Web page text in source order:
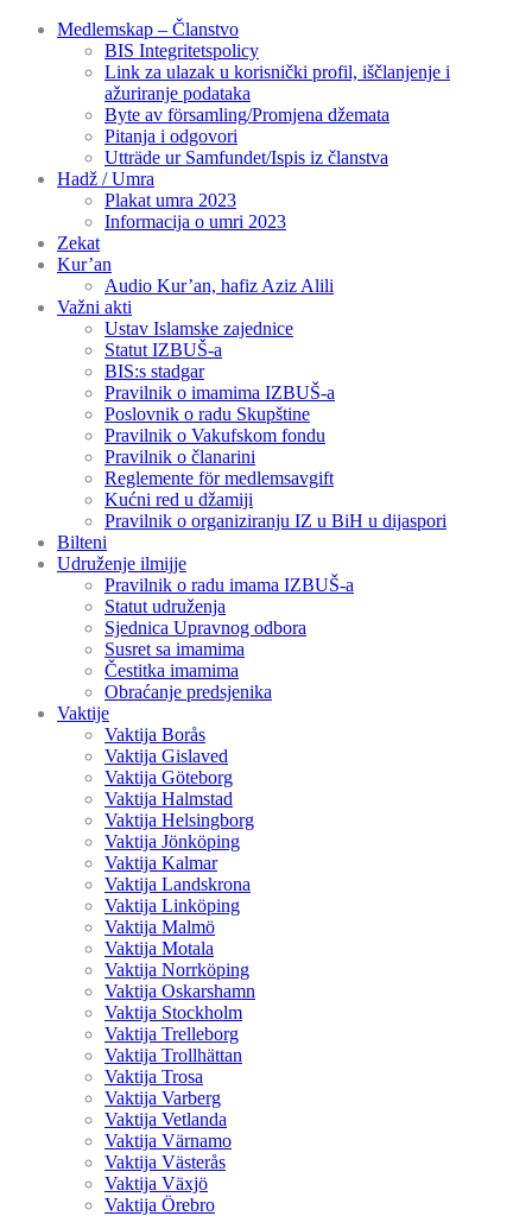
Medlemskap – Članstvo
BIS Integritetspolicy
Link za ulazak u korisnički profil, iščlanjenje i
ažuriranje podataka
Byte av församling/Promjena džemata
Pitanja i odgovori
Utträde ur Samfundet/Ispis iz članstva
Hadž / Umra
Plakat umra 2023
Informacija o umri 2023
Zekat
Kur’an
Audio Kur’an, hafiz Aziz Alili
Važni akti
Ustav Islamske zajednice
Statut IZBUŠ-a
BIS:s stadgar
Pravilnik o imamima IZBUŠ-a
Poslovnik o radu Skupštine
Pravilnik o Vakufskom fondu
Pravilnik o članarini
Reglemente för medlemsavgift
Kućni red u džamiji
Pravilnik o organiziranju IZ u BiH u dijaspori
Bilteni
Udruženje ilmijje
Pravilnik o radu imama IZBUŠ-a
Statut udruženja
Sjednica Upravnog odbora
Susret sa imamima
Čestitka imamima
Obraćanje predsjenika
Vaktije
Vaktija Borås
Vaktija Gislaved
Vaktija Göteborg
Vaktija Halmstad
Vaktija Helsingborg
Vaktija Jönköping
Vaktija Kalmar
Vaktija Landskrona
Vaktija Linköping
Vaktija Malmö
Vaktija Motala
Vaktija Norrköping
Vaktija Oskarshamn
Vaktija Stockholm
Vaktija Trelleborg
Vaktija Trollhättan
Vaktija Trosa
Vaktija Varberg
Vaktija Vetlanda
Vaktija Värnamo
Vaktija Västerås
Vaktija Växjö
Vaktija Örebro